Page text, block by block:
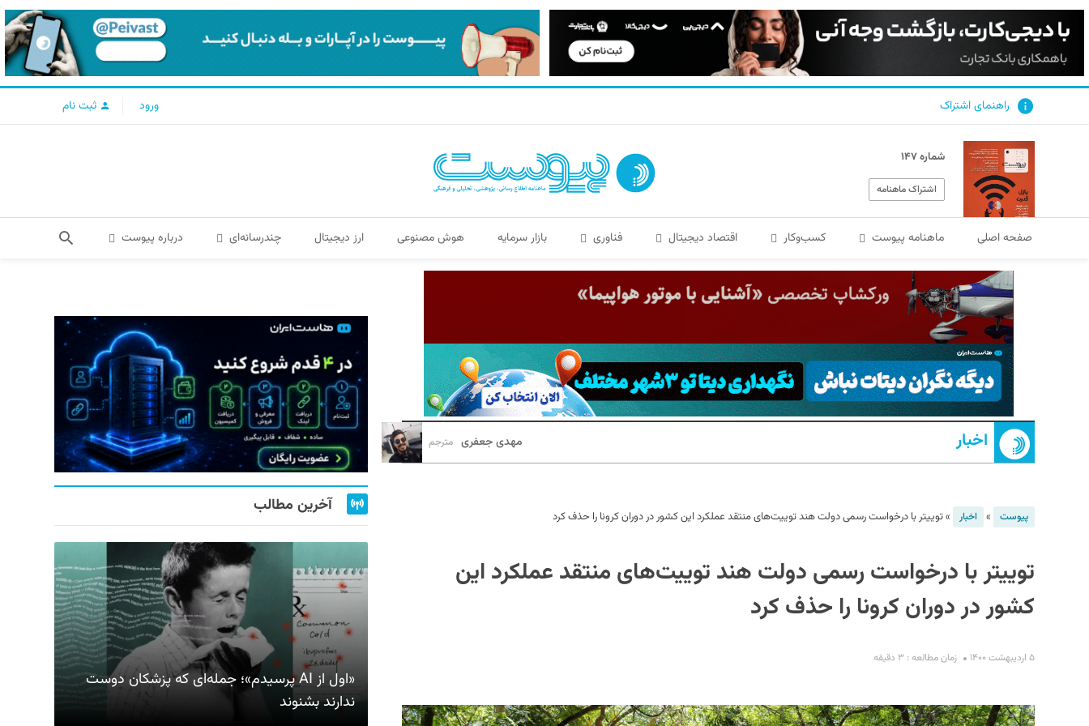
راهنمای اشتراک ورود ثبت نام
شماره ۱۴۷
اشتراک ماهنامه
صفحه اصلی ماهنامه پیوست کسب‌و‌کار اقتصاد دیجیتال فناوری بازار سرمایه هوش مصنوعی ارز دیجیتال چندرسانه‌ای درباره پیوست
اخبار مهدی جعفری مترجم
پیوست » اخبار »توییتر با درخواست رسمی دولت هند توییت‌های منتقد عملکرد این کشور در دوران کرونا را حذف کرد
توییتر با درخواست رسمی دولت هند توییت‌های منتقد عملکرد این
کشور در دوران کرونا را حذف کرد
۵ اردیبهشت ۱۴۰۰ زمان مطالعه : ۳ دقیقه
آخرین مطالب
«اول از AI پرسیدم»؛ جمله‌ای که پزشکان دوست
ندارند بشنوند